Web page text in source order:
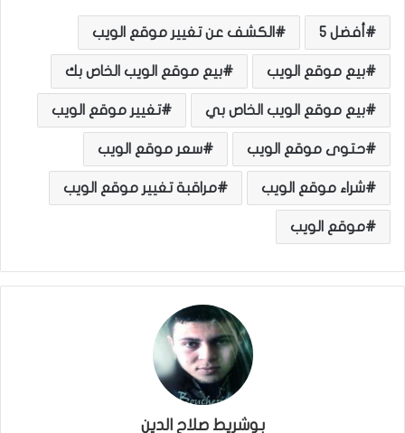
أفضل 5 الكشف عن تغيير موقع الويب
بيع موقع الويب بيع موقع الويب الخاص بك
بيع موقع الويب الخاص بي تغيير موقع الويب
حتوى موقع الويب سعر موقع الويب
شراء موقع الويب مراقبة تغيير موقع الويب
موقع الويب
بوشريط صلاح الدين